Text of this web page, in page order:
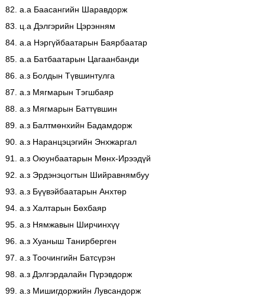
82. а.а Баасангийн Шаравдорж
83. ц.а Дэлгэрийн Цэрэнням
84. а.а Нэргүйбаатарын Баярбаатар
85. а.а Батбаатарын Цагаанбанди
86. а.з Болдын Түвшинтулга
87. а.з Мягмарын Тэгшбаяр
88. а.з Мягмарын Баттүвшин
89. а.з Балтмөнхийн Бадамдорж
90. а.з Наранцэцэгийн Энхжаргал
91. а.з Оюунбаатарын Мөнх-Ирээдүй
92. а.з Эрдэнэцогтын Шийравнямбуу
93. а.з Бүүвэйбаатарын Анхтөр
94. а.з Халтарын Бөхбаяр
95. а.з Нямжавын Ширчинхүү
96. а.з Хуаныш Танирберген
97. а.з Тоочингийн Батсүрэн
98. а.з Дэлгэрдалайн Пүрэвдорж
99. а.з Мишигдоржийн Лувсандорж